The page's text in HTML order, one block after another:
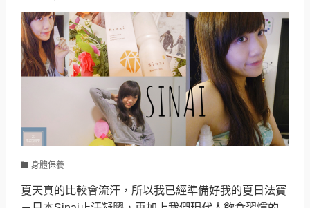
身體保養
夏天真的比較會流汗，所以我已經準備好我的夏日法寶